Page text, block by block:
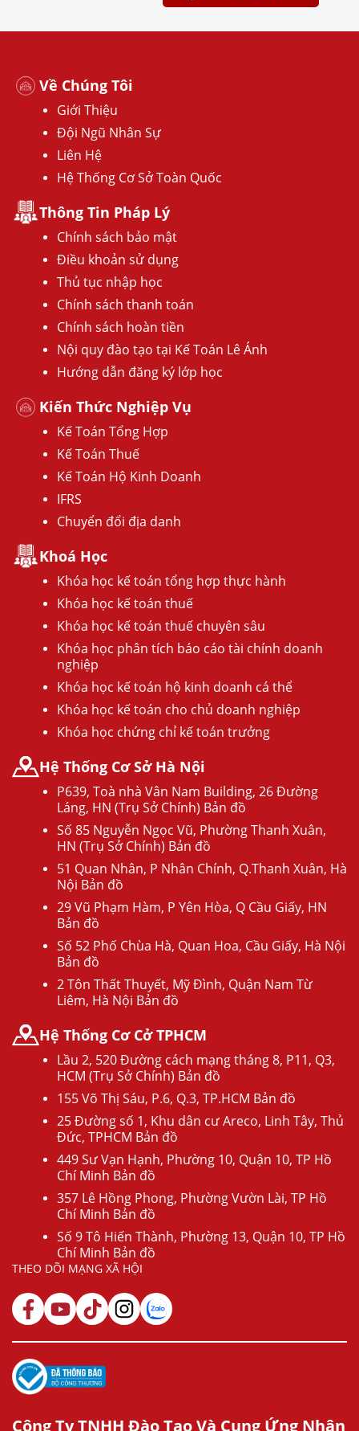
Về Chúng Tôi
Giới Thiệu
Đội Ngũ Nhân Sự
Liên Hệ
Hệ Thống Cơ Sở Toàn Quốc
Thông Tin Pháp Lý
Chính sách bảo mật
Điều khoản sử dụng
Thủ tục nhập học
Chính sách thanh toán
Chính sách hoàn tiền
Nội quy đào tạo tại Kế Toán Lê Ánh
Hướng dẫn đăng ký lớp học
Kiến Thức Nghiệp Vụ
Kế Toán Tổng Hợp
Kế Toán Thuế
Kế Toán Hộ Kinh Doanh
IFRS
Chuyển đổi địa danh
Khoá Học
Khóa học kế toán tổng hợp thực hành
Khóa học kế toán thuế
Khóa học kế toán thuế chuyên sâu
Khóa học phân tích báo cáo tài chính doanh
nghiệp
Khóa học kế toán hộ kinh doanh cá thể
Khóa học kế toán cho chủ doanh nghiệp
Khóa học chứng chỉ kế toán trưởng
Hệ Thống Cơ Sở Hà Nội
P639, Toà nhà Vân Nam Building, 26 Đường
Láng, HN (Trụ Sở Chính) Bản đồ
Số 85 Nguyễn Ngọc Vũ, Phường Thanh Xuân,
HN (Trụ Sở Chính) Bản đồ
51 Quan Nhân, P Nhân Chính, Q.Thanh Xuân, Hà
Nội Bản đồ
29 Vũ Phạm Hàm, P Yên Hòa, Q Cầu Giấy, HN
Bản đồ
Số 52 Phố Chùa Hà, Quan Hoa, Cầu Giấy, Hà Nội
Bản đồ
2 Tôn Thất Thuyết, Mỹ Đình, Quận Nam Từ
Liêm, Hà Nội Bản đồ
Hệ Thống Cơ Cở TPHCM
Lầu 2, 520 Đường cách mạng tháng 8, P11, Q3,
HCM (Trụ Sở Chính) Bản đồ
155 Võ Thị Sáu, P.6, Q.3, TP.HCM Bản đồ
25 Đường số 1, Khu dân cư Areco, Linh Tây, Thủ
Đức, TPHCM Bản đồ
449 Sư Vạn Hạnh, Phường 10, Quận 10, TP Hồ
Chí Minh Bản đồ
357 Lê Hồng Phong, Phường Vườn Lài, TP Hồ
Chí Minh Bản đồ
Số 9 Tô Hiến Thành, Phường 13, Quận 10, TP Hồ
Chí Minh Bản đồ
THEO DÕI MẠNG XÃ HỘI
Công Ty TNHH Đào Tạo Và Cung Ứng Nhân